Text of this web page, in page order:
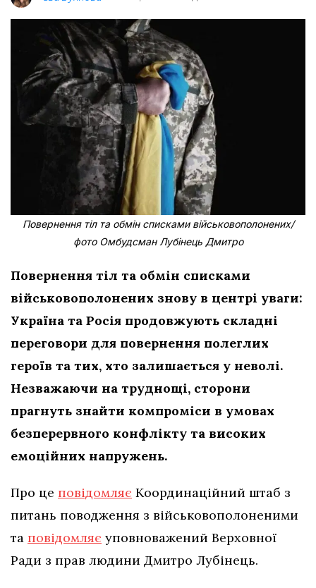
Повернення тіл та обмін списками військовополонених/
фото Омбудсман Лубінець Дмитро
Повернення тіл та обмін списками
військовополонених знову в центрі уваги:
Україна та Росія продовжують складні
переговори для повернення полеглих
героїв та тих, хто залишається у неволі.
Незважаючи на труднощі, сторони
прагнуть знайти компроміси в умовах
безперервного конфлікту та високих
емоційних напружень.
Про це повідомляє Координаційний штаб з
питань поводження з військовополоненими
та повідомляє уповноважений Верховної
Ради з прав людини Дмитро Лубінець.